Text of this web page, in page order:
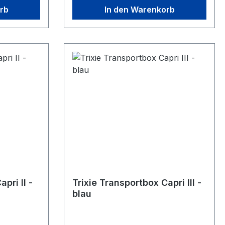
In den Warenkorb
II -
Trixie Transportbox Capri III -
blau